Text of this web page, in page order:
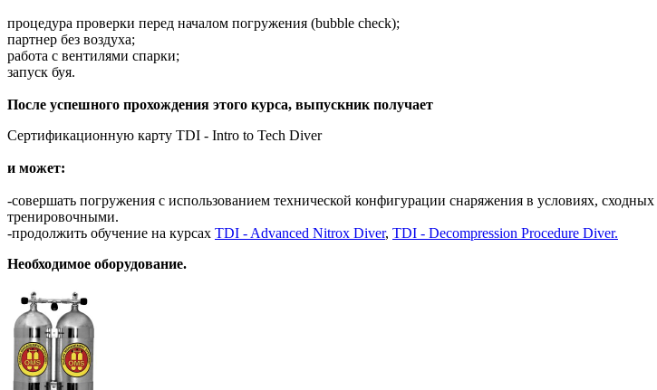
процедура проверки перед началом погружения (bubble check);
партнер без воздуха;
работа с вентилями спарки;
запуск буя.
После успешного прохождения этого курса, выпускник получает
Сертификационную карту TDI - Intro to Tech Diver
и может:
-совершать погружения с использованием технической конфигурации снаряжения в условиях, сходных
тренировочными.
-продолжить обучение на курсах TDI - Advanced Nitrox Diver, TDI - Decompression Procedure Diver.
Необходимое оборудование.